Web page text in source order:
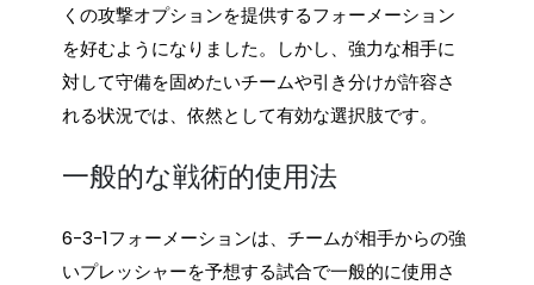
くの攻撃オプションを提供するフォーメーション
を好むようになりました。しかし、強力な相手に
対して守備を固めたいチームや引き分けが許容さ
れる状況では、依然として有効な選択肢です。
一般的な戦術的使用法
6-3-1フォーメーションは、チームが相手からの強
いプレッシャーを予想する試合で一般的に使用さ